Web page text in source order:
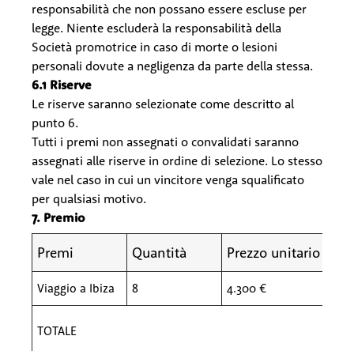
responsabilità che non possano essere escluse per
legge. Niente escluderà la responsabilità della
Società promotrice in caso di morte o lesioni
personali dovute a negligenza da parte della stessa.
6.1 Riserve
Le riserve saranno selezionate come descritto al
punto 6.
Tutti i premi non assegnati o convalidati saranno
assegnati alle riserve in ordine di selezione. Lo stesso
vale nel caso in cui un vincitore venga squalificato
per qualsiasi motivo.
7. Premio
Premi Quantità Prezzo unitario
Viaggio a Ibiza 8 4.300 €
TOTALE